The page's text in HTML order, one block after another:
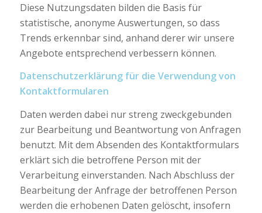
Diese Nutzungsdaten bilden die Basis für
statistische, anonyme Auswertungen, so dass
Trends erkennbar sind, anhand derer wir unsere
Angebote entsprechend verbessern können.
Datenschutzerklärung für die Verwendung von
Kontaktformularen
Daten werden dabei nur streng zweckgebunden
zur Bearbeitung und Beantwortung von Anfragen
benutzt. Mit dem Absenden des Kontaktformulars
erklärt sich die betroffene Person mit der
Verarbeitung einverstanden. Nach Abschluss der
Bearbeitung der Anfrage der betroffenen Person
werden die erhobenen Daten gelöscht, insofern